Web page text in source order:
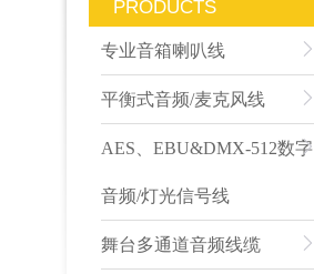
PRODUCTS
专业音箱喇叭线
平衡式音频/麦克风线
AES、EBU&DMX-512数字
音频/灯光信号线
舞台多通道音频线缆